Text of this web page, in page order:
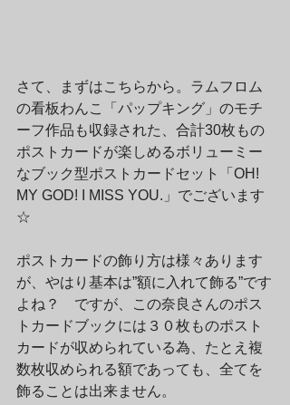
さて、まずはこちらから。ラムフロム
の看板わんこ「パップキング」のモチ
ーフ作品も収録された、合計30枚もの
ポストカードが楽しめるボリューミー
なブック型ポストカードセット「OH!
MY GOD! I MISS YOU.」でございます
☆
ポストカードの飾り方は様々あります
が、やはり基本は”額に入れて飾る”です
よね？　ですが、この奈良さんのポス
トカードブックには３０枚ものポスト
カードが収められている為、たとえ複
数枚収められる額であっても、全てを
飾ることは出来ません。